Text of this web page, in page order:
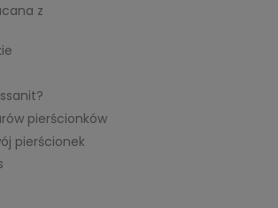
z
pierścionków
pierścionek